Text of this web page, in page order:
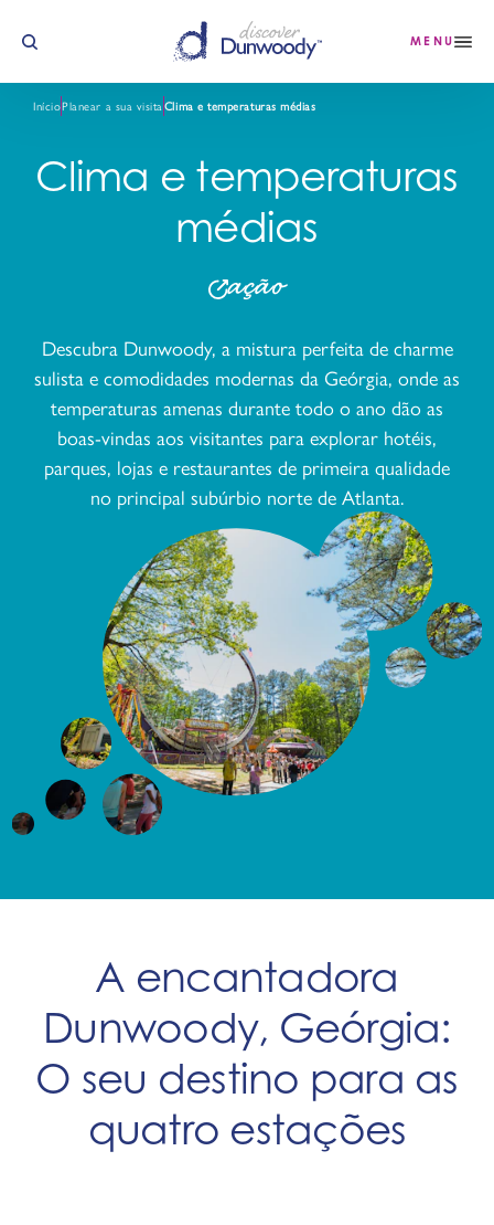
Saltar para o conteúdo MENU
InícioPlanear a sua visitaClima e temperaturas médias
Clima e temperaturas
médias
ação
Descubra Dunwoody, a mistura perfeita de charme
sulista e comodidades modernas da Geórgia, onde as
temperaturas amenas durante todo o ano dão as
boas-vindas aos visitantes para explorar hotéis,
parques, lojas e restaurantes de primeira qualidade
no principal subúrbio norte de Atlanta.
A encantadora
Dunwoody, Geórgia:
O seu destino para as
quatro estações